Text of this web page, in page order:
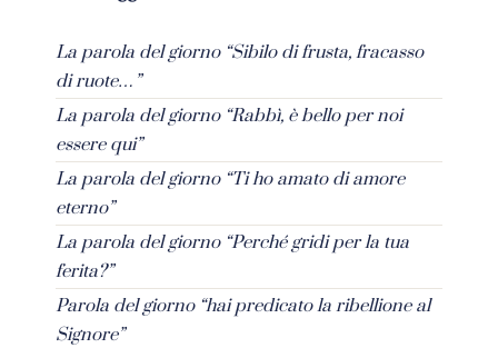
La parola del giorno “Sibilo di frusta, fracasso
di ruote…”
La parola del giorno “Rabbì, è bello per noi
essere qui”
La parola del giorno “Ti ho amato di amore
eterno”
La parola del giorno “Perché gridi per la tua
ferita?”
Parola del giorno “hai predicato la ribellione al
Signore”